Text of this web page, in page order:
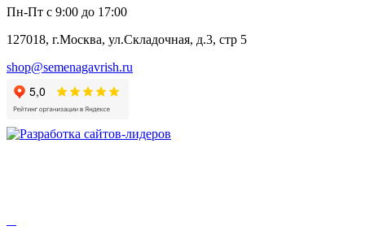
Бессмертник
Валериана
Валерианелла
Гибискус лекарственный
Девясил
Душица
Змееголовник
Пн-Пт с 9:00 до 17:00
127018, г.Москва, ул.Складочная, д.3, стр 5
shop@semenagavrish.ru